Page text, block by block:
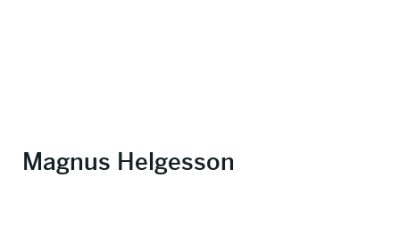
Magnus Helgesson